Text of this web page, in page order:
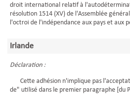
droit international relatif à
résolution 1514 (XV) de l'Assemblée
l'octroi de l'indépendance aux pays et aux
Irlande
Déclaration :
Cette adhésion n'implique pas
de" utilisé dans le premier paragraphe [du